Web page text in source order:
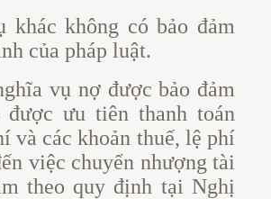
khác không có bảo đảm
của pháp luật.
vụ nợ được bảo đảm
được ưu tiên thanh toán
và các khoản thuế, lệ phí
việc chuyển nhượng tài
theo quy định tại Nghị